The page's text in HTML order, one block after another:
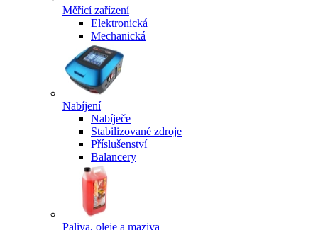
Měřící zařízení
Elektronická
Mechanická
Nabíjení
Nabíječe
Stabilizované zdroje
Příslušenství
Balancery
Paliva, oleje a maziva